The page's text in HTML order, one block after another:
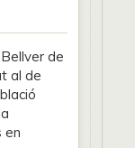
de
al de
en